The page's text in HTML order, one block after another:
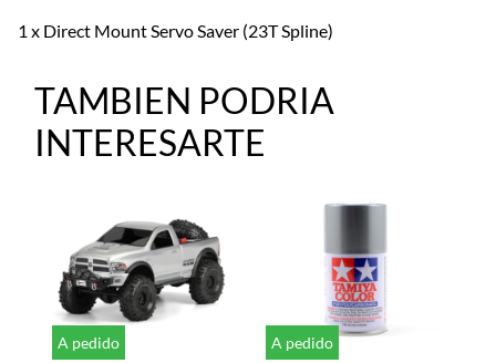
1 x Direct Mount Servo Saver (23T Spline)
TAMBIEN PODRIA
INTERESARTE
A pedido A pedido